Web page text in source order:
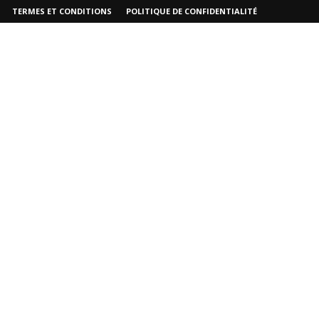
TERMES ET CONDITIONS POLITIQUE DE CONFIDENTIALITÉ